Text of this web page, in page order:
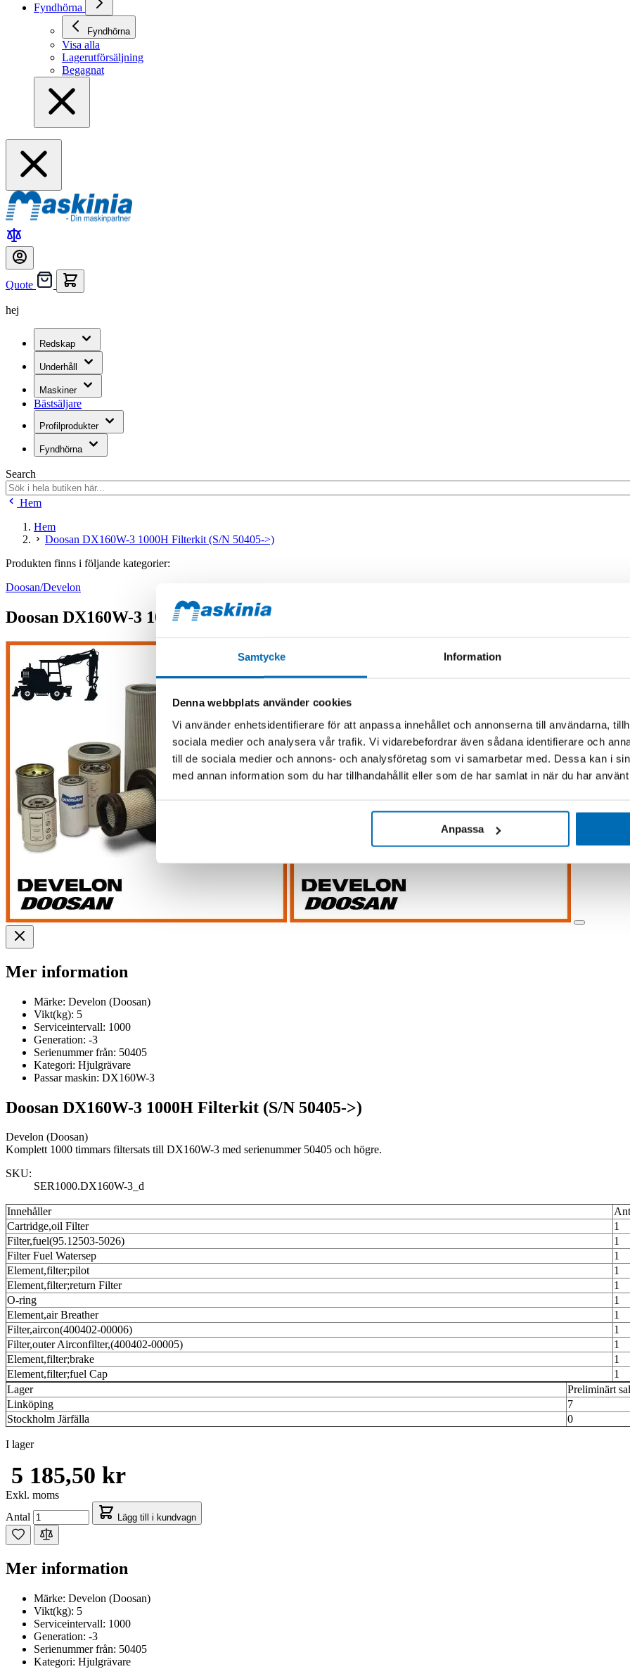
Samtycke Information
Denna webbplats använder cookies
Vi använder enhetsidentifierare för att anpassa innehållet och annonserna till användarna,
sociala medier och analysera vår trafik. Vi vidarebefordrar även sådana identifierare och
till de sociala medier och annons- och analysföretag som vi samarbetar med. Dessa kan i
med annan information som du har tillhandahållit eller som de har samlat in när du har
Anpassa
Fyndhörna
Fyndhörna
Visa alla
Lagerutförsäljning
Begagnat
Quote
hej
Redskap
Underhåll
Maskiner
Bästsäljare
Profilprodukter
Fyndhörna
Search
Hem
Hem
Doosan DX160W-3 1000H Filterkit (S/N 50405->)
Produkten finns i följande kategorier:
Doosan/Develon
Doosan DX160W-3 1000H Filterkit (S/N 50405->)
Mer information
Märke: Develon (Doosan)
Vikt(kg): 5
Serviceintervall: 1000
Generation: -3
Serienummer från: 50405
Kategori: Hjulgrävare
Passar maskin: DX160W-3
Doosan DX160W-3 1000H Filterkit (S/N 50405->)
Develon (Doosan)
Komplett 1000 timmars filtersats till DX160W-3 med serienummer 50405 och högre.
SKU:
SER1000.DX160W-3_d
Innehåller
Cartridge,oil Filter
1
Filter,fuel(95.12503-5026)
1
Filter Fuel Watersep
1
Element,filter;pilot
1
Element,filter;return Filter
1
O-ring
1
Element,air Breather
1
Filter,aircon(400402-00006)
1
Filter,outer Airconfilter,(400402-00005)
1
Element,filter;brake
1
Element,filter;fuel Cap
1
Lager
Preliminärt
Linköping
7
Stockholm Järfälla
0
I lager
5 185,50 kr
Exkl. moms
Antal
Lägg till i kundvagn
Mer information
Märke: Develon (Doosan)
Vikt(kg): 5
Serviceintervall: 1000
Generation: -3
Serienummer från: 50405
Kategori: Hjulgrävare